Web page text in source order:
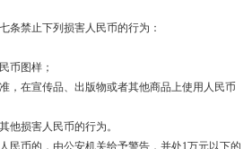
条禁止下列损害人民币的行为：
币图样；
，在宣传品、出版物或者其他商品上使用人民币
他损害人民币的行为。
民币的，由公安机关给予警告，并处1万元以下的